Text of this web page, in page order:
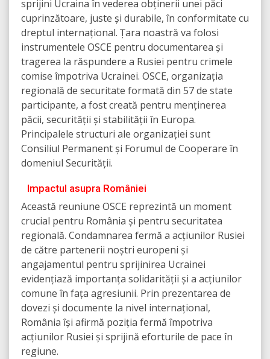
sprijini Ucraina în vederea obținerii unei păci
cuprinzătoare, juste și durabile, în conformitate cu
dreptul internațional. Țara noastră va folosi
instrumentele OSCE pentru documentarea și
tragerea la răspundere a Rusiei pentru crimele
comise împotriva Ucrainei. OSCE, organizația
regională de securitate formată din 57 de state
participante, a fost creată pentru menținerea
păcii, securității și stabilității în Europa.
Principalele structuri ale organizației sunt
Consiliul Permanent și Forumul de Cooperare în
domeniul Securității.
Impactul asupra României
Această reuniune OSCE reprezintă un moment
crucial pentru România și pentru securitatea
regională. Condamnarea fermă a acțiunilor Rusiei
de către partenerii noștri europeni și
angajamentul pentru sprijinirea Ucrainei
evidențiază importanța solidarității și a acțiunilor
comune în fața agresiunii. Prin prezentarea de
dovezi și documente la nivel internațional,
România își afirmă poziția fermă împotriva
acțiunilor Rusiei și sprijină eforturile de pace în
regiune.